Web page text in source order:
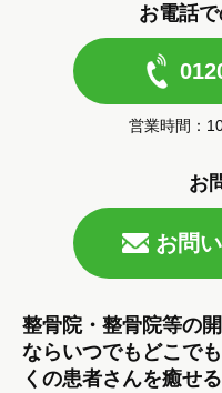
お電話
営業時間：
お
お問
整骨院・整骨院等の
ならいつでもどこで
くの患者さんを癒せ